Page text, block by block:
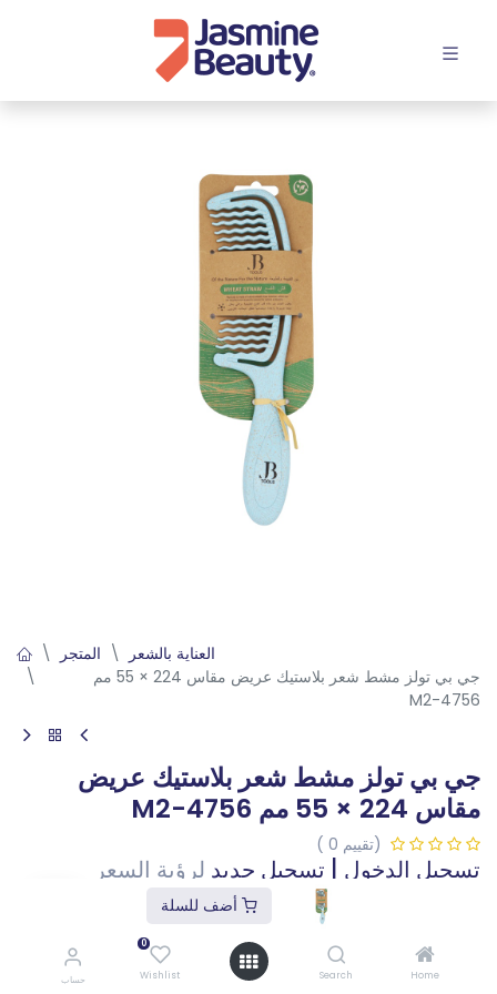
أضف للسلة
Home
Search
0
Wishlist حساب
المتجر
العناية بالشعر
جي بي تولز مشط شعر بلاستيك عريض مقاس 224 × 55 مم
4756-M2
جي بي تولز مشط شعر بلاستيك عريض
مقاس 224 × 55 مم 4756-M2
(تقييم 0 )
تسجيل الدخول تسجيل جديد لرؤية السعر
أقل كمية للطلب: 3 أضف للسلة